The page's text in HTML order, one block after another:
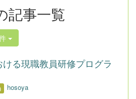
記事一覧
る現職教員研修プログラ
hosoya